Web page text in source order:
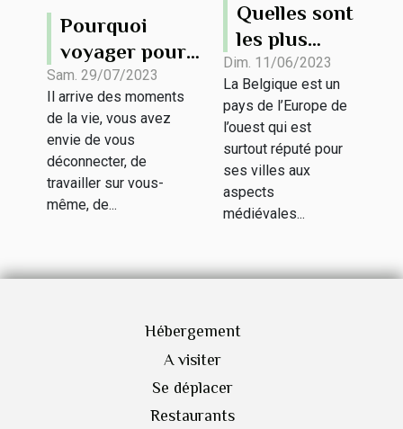
Pourquoi
voyager pour
son stage de
développement
personnel ?
Sam. 29/07/2023
Il arrive des moments
de la vie, vous avez
envie de vous
déconnecter, de
travailler sur vous-
même, de...
Quelles sont
les plus
beaux sites
touristiques
de la
Belgique ?
Dim. 11/06/2023
La Belgique est un
pays de l’Europe de
l’ouest qui est
surtout réputé pour
ses villes aux
aspects
médiévales...
Hébergement
A visiter
Se déplacer
Restaurants